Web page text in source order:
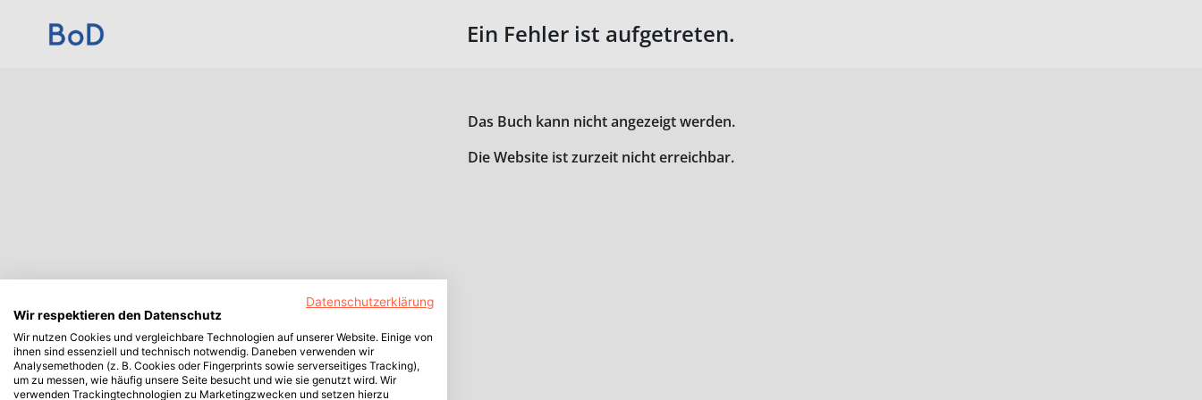
Ein Fehler ist aufgetreten.
Das Buch kann nicht angezeigt werden.
Die Website ist zurzeit nicht erreichbar.
Datenschutzerklärung
Wir respektieren den Datenschutz
Wir nutzen Cookies und vergleichbare Technologien auf unserer Website. Einige von
ihnen sind essenziell und technisch notwendig. Daneben verwenden wir
Analysemethoden (z. B. Cookies oder Fingerprints sowie serverseitiges Tracking),
um zu messen, wie häufig unsere Seite besucht und wie sie genutzt wird. Wir
verwenden Trackingtechnologien zu Marketingzwecken und setzen hierzu